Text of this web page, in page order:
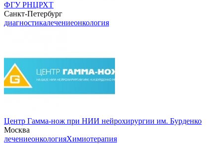
ФГУ РНЦРХТ
Санкт-Петербург
диагностикалечениеонкология
Центр Гамма-нож при НИИ нейрохирургии им. Бурденко
Москва
лечениеонкологияХимиотерапия